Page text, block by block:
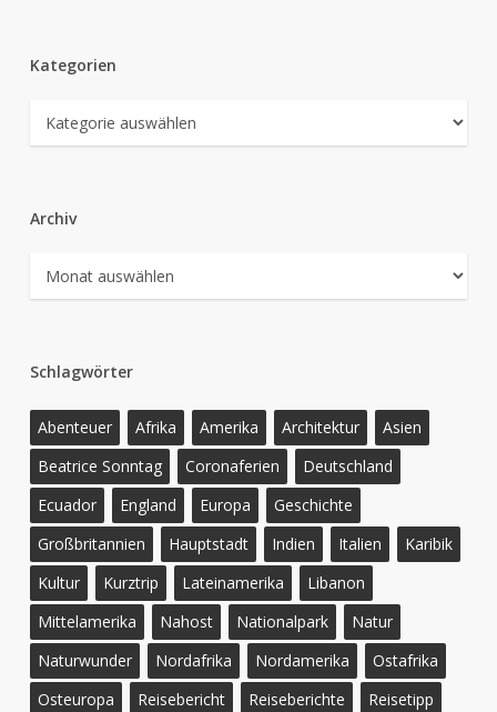
Kategorien
Kategorien
Archiv
Archiv
Schlagwörter
Abenteuer Afrika Amerika Architektur
Asien
Beatrice Sonntag
Coronaferien
Deutschland
Ecuador
England Europa
Geschichte
Großbritannien
Hauptstadt Indien Italien
Karibik
Kultur
Kurztrip Lateinamerika
Libanon
Mittelamerika
Nahost Nationalpark
Natur
Naturwunder
Nordafrika Nordamerika
Ostafrika
Osteuropa
Reisebericht Reiseberichte
Reisetipp